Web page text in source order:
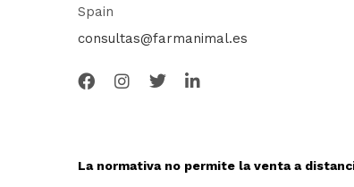
Spain
consultas@farmanimal.es
La normativa no permite la venta a